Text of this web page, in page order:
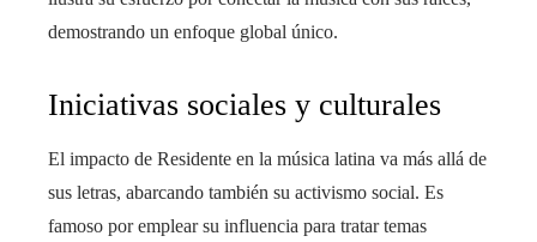
demostrando un enfoque global único.
Iniciativas sociales y culturales
El impacto de Residente en la música latina va más allá de
sus letras, abarcando también su activismo social. Es
famoso por emplear su influencia para tratar temas